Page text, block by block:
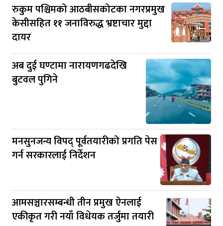
रुकुम पश्चिमको आठबीसकोटका नगरप्रमुख
केसीसहित ११ जनाविरुद्ध भ्रष्टाचार मुद्दा
दायर
अब दुई घण्टामा नारायणगढदेखि
बुटवल पुगिने
मनसुनजन्य विपद् पूर्वतयारीको प्रगति पेस
गर्न सरकारलाई निर्देशन
आमसञ्चारसम्बन्धी तीन प्रमुख ऐनलाई
एकीकृत गरी नयाँ विधेयक तर्जुमा तयारी